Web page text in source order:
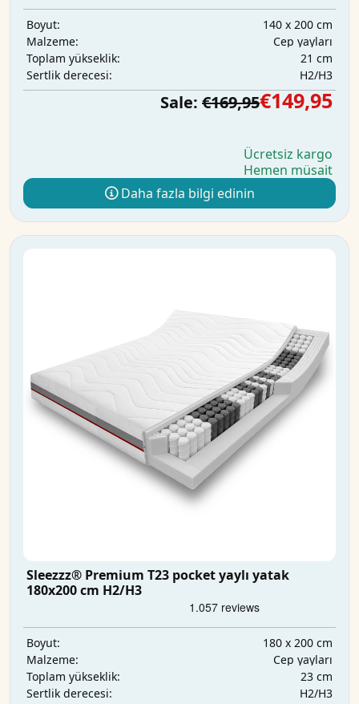
Boyut:
140 x 200 cm
Malzeme:
Cep yayları
Toplam yükseklik:
21 cm
Sertlik derecesi:
H2/H3
Sale: €169,95€149,95
Ücretsiz kargo
Hemen müsait
Daha fazla bilgi edinin
Sleezzz® Premium T23 pocket yaylı yatak
180x200 cm H2/H3
Boyut:
180 x 200 cm
Malzeme:
Cep yayları
Toplam yükseklik:
23 cm
Sertlik derecesi:
H2/H3